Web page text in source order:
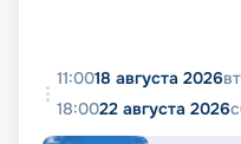
11:0018 августа 2026вт
18:0022 августа 2026